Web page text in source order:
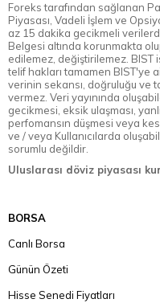
Foreks tarafından sağlanan
Piyasası, Vadeli İşlem ve
az 15 dakika gecikmeli
Belgesi altında korunmakta
edilemez, değiştirilemez. BIST
telif hakları tamamen BIST'ye
verinin sekansı, doğruluğu ve
vermez. Veri yayınında
gecikmesi, eksik ulaşması,
perfomansın düşmesi veya
ve / veya Kullanıcılarda
sorumlu değildir.
Uluslarası döviz piyasası
BORSA
Canlı Borsa
Günün Özeti
Hisse Senedi Fiyatları